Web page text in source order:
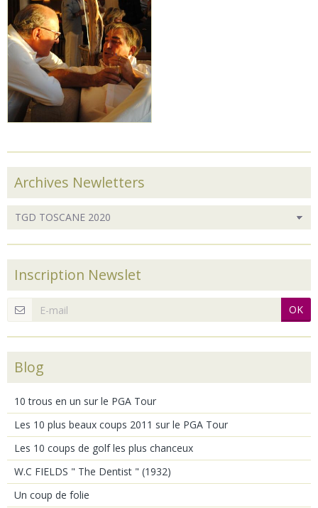
Archives Newletters
Inscription Newslet
OK
Blog
10 trous en un sur le PGA Tour
Les 10 plus beaux coups 2011 sur le PGA Tour
Les 10 coups de golf les plus chanceux
W.C FIELDS " The Dentist " (1932)
Un coup de folie